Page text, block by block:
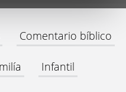
Comentario bíblico
Infantil